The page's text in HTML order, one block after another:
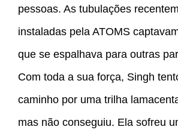
pessoas. As tubulações
instaladas pela ATOMS
que se espalhava para outras
Com toda a sua força, Singh
caminho por uma trilha
mas não conseguiu. Ela sofreu